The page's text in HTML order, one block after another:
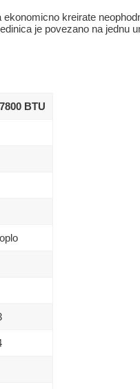
kreirate
je povezano na jednu
BTU